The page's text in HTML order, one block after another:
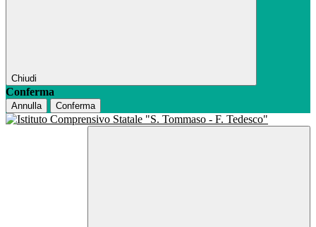
Chiudi
Conferma
Annulla Conferma